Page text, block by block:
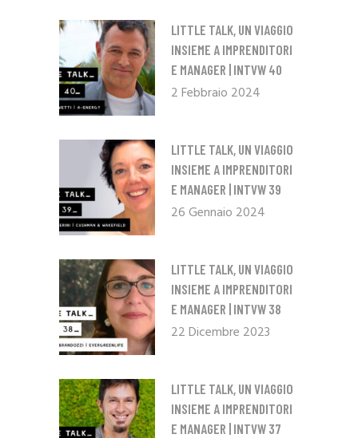
LITTLE TALK, UN VIAGGIO
INSIEME A IMPRENDITORI
E MANAGER | INTVW 40
2 Febbraio 2024
LITTLE TALK, UN VIAGGIO
INSIEME A IMPRENDITORI
E MANAGER | INTVW 39
26 Gennaio 2024
LITTLE TALK, UN VIAGGIO
INSIEME A IMPRENDITORI
E MANAGER | INTVW 38
22 Dicembre 2023
LITTLE TALK, UN VIAGGIO
INSIEME A IMPRENDITORI
E MANAGER | INTVW 37